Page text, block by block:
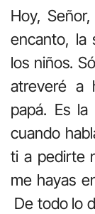
Hoy,
encanto, la
los niños.
atreveré a
papá. Es
cuando
ti a pedirte
me hayas
De todo lo